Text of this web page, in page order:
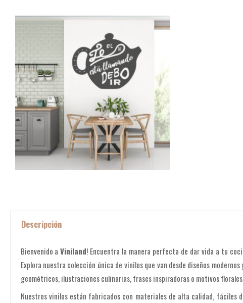
Descripción
Bienvenido aViniland! Encuentra la manera perfecta de dar vida a tu
Explora nuestra colección única de vinilos que van desde diseños
geométricos, ilustraciones culinarias, frases inspiradoras o motivos
Nuestros vinilos están fabricados con materiales de alta calidad,